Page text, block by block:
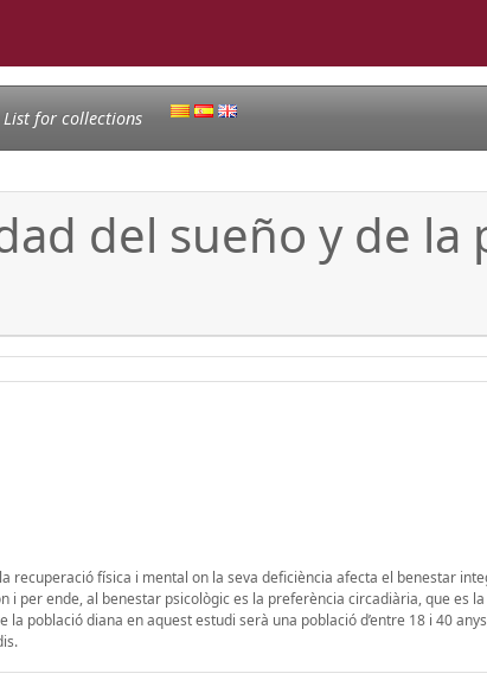
List for collections
del sueño y de
recuperació física i mental on la seva deficiència afecta el benestar
per ende, al benestar psicològic es la preferència circadiària, que es
població diana en aquest estudi serà una població d’entre 18 i 40